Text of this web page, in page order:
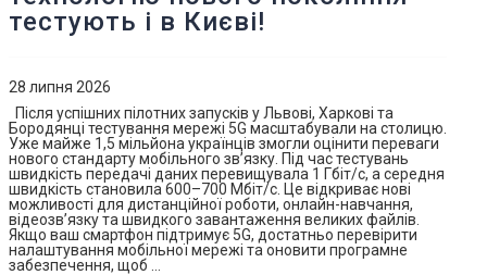
тестують і в Києві!
28 липня 2026
Після успішних пілотних запусків у Львові, Харкові та
Бородянці тестування мережі 5G масштабували на столицю.
Уже майже 1,5 мільйона українців змогли оцінити переваги
нового стандарту мобільного зв’язку. Під час тестувань
швидкість передачі даних перевищувала 1 Гбіт/с, а середня
швидкість становила 600–700 Мбіт/с. Це відкриває нові
можливості для дистанційної роботи, онлайн-навчання,
відеозв’язку та швидкого завантаження великих файлів.
Якщо ваш смартфон підтримує 5G, достатньо перевірити
налаштування мобільної мережі та оновити програмне
забезпечення, щоб …